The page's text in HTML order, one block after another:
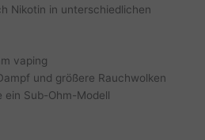
Nikotin in unterschiedlichen
vaping
und größere Rauchwolken
ein Sub-Ohm-Modell